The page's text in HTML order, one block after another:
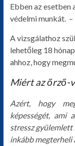
Ebben az esetben
védelmi munkát. –
A vizsgálathoz
lehetőleg 18
ahhoz, hogy
Miért az őrző-
Azért, hogy
képességét, ami
stressz
inkább megterheli